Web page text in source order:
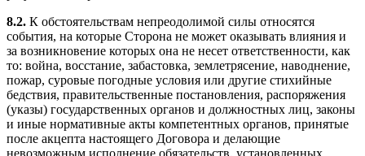
8.2. К обстоятельствам непреодолимой силы относятся
события, на которые Сторона не может оказывать влияния и
за возникновение которых она не несет ответственности, как
то: война, восстание, забастовка, землетрясение, наводнение,
пожар, суровые погодные условия или другие стихийные
бедствия, правительственные постановления, распоряжения
(указы) государственных органов и должностных лиц, законы
и иные нормативные акты компетентных органов, принятые
после акцепта настоящего Договора и делающие
невозможным исполнение обязательств, установленных